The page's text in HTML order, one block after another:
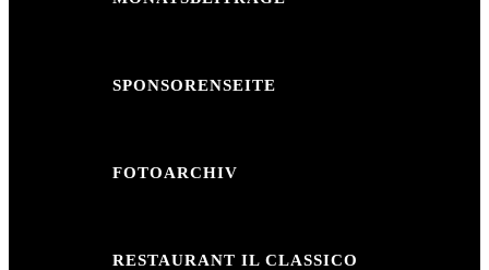
SPONSORENSEITE
FOTOARCHIV
RESTAURANT IL CLASSICO